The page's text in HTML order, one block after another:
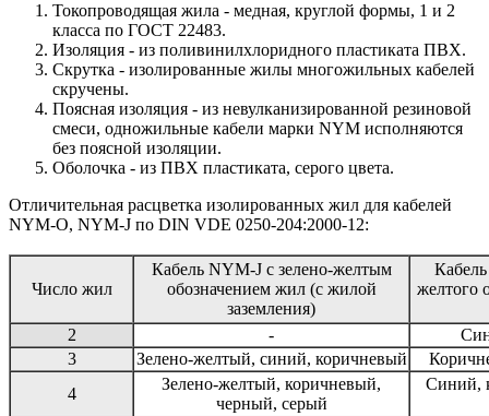
Токопроводящая жила - медная, круглой формы, 1 и 2
класса по ГОСТ 22483.
Изоляция - из поливинилхлоридного пластиката ПВХ.
Скрутка - изолированные жилы многожильных кабелей
скручены.
Поясная изоляция - из невулканизированной резиновой
смеси, одножильные кабели марки NYM исполняются
без поясной изоляции.
Оболочка - из ПВХ пластиката, серого цвета.
Отличительная расцветка изолированных жил для кабелей
NYM-O, NYM-J по DIN VDE 0250-204:2000-12:
Число жил
Кабель NYM-J с зелено-желтым
обозначением жил (с жилой
заземления)
желтого
2 -
3
Зелено-желтый, синий, коричневый
4
Зелено-желтый, коричневый,
черный, серый
Синий,